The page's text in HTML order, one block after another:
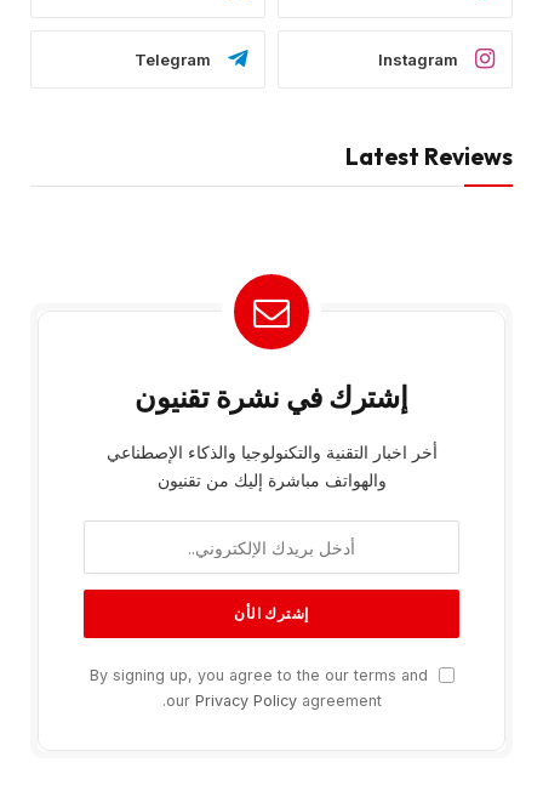
Instagram
Telegram
Latest Reviews
إشترك في نشرة تقنيون
أخر اخبار التقنية والتكنولوجيا والذكاء الإصطناعي
والهواتف مباشرة إليك من تقنيون
By signing up, you agree to the our terms and
our Privacy Policyagreement.